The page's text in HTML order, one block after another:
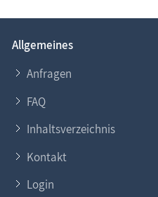
Allgemeines
Anfragen
FAQ
Inhaltsverzeichnis
Kontakt
Login